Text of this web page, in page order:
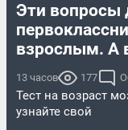
Эти вопросы
взрослым. А
13 часов 177
Тест на возраст
узнайте свой